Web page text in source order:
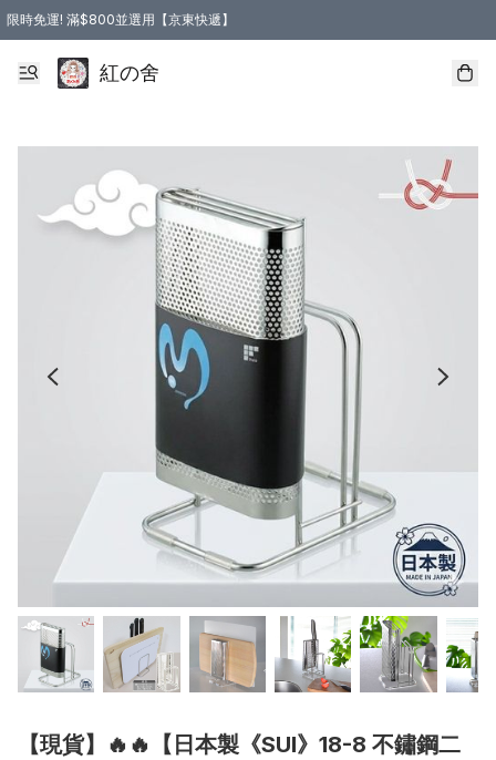
限時免運! 滿$800並選用【京東快遞】
紅の舍
【現貨】🔥🔥【日本製《SUI》18-8 不鏽鋼二